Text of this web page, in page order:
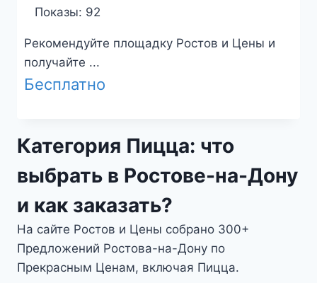
Показы: 92
Рекомендуйте площадку Ростов и Цены и
получайте ...
Бесплатно
Категория Пицца: что
выбрать в Ростове-на-Дону
и как заказать?
На сайте Ростов и Цены собрано 300+
Предложений Ростова-на-Дону по
Прекрасным Ценам, включая Пицца.